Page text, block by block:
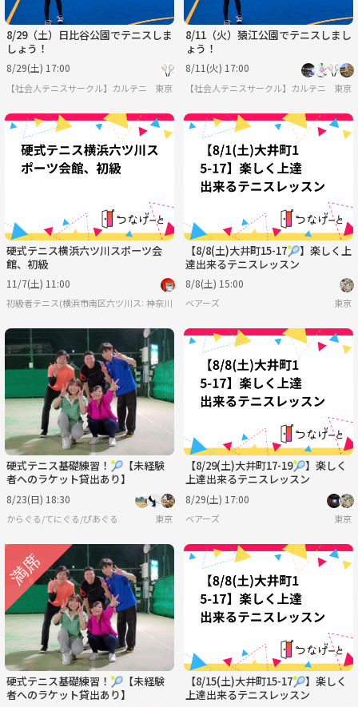
8/29（土）日比谷公園でテニスしま
しょう！
8/29(土) 17:00
【社会人テニスサークル】カルテニ 東京
8/11（火）猿江公園でテニスしまし
ょう！
8/11(火) 17:00
【社会人テニスサークル】カルテニ 東京
硬式テニス横浜六ツ川スポーツ会
館、初級
11/7(土) 11:00
初級者テニス(横浜市南区六ツ川スポーツ会館)
神奈川
【8/8(土)大井町15-17🎾】楽しく上
達出来るテニスレッスン
8/8(土) 15:00
ベアーズ 東京
硬式テニス基礎練習！🎾【未経験
者へのラケット貸出あり】
8/23(日) 18:30
からぐる/てにぐる/ぴあぐる 東京
【8/29(土)大井町17-19🎾】楽しく
上達出来るテニスレッスン
8/29(土) 17:00
ベアーズ 東京
硬式テニス基礎練習！🎾【未経験
者へのラケット貸出あり】
【8/15(土)大井町15-17🎾】楽しく
上達出来るテニスレッスン